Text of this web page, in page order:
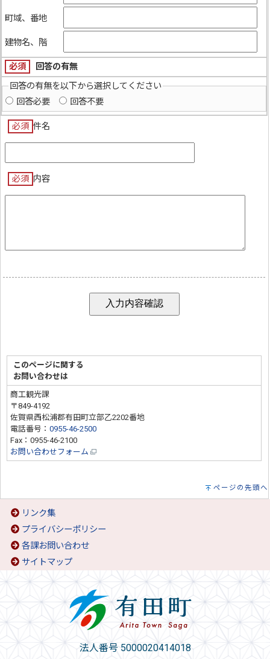
町域、番地
建物名、階
必須
回答の有無
回答の有無を以下から選択してください
回答必要
回答不要
必須 件名
必須 内容
このページに関する
お問い合わせは
商工観光課
〒849-4192
佐賀県西松浦郡有田町立部乙2202番地
電話番号：0955-46-2500
Fax：0955-46-2100
お問い合わせフォーム
ページの先頭へ
リンク集
プライバシーポリシー
各課お問い合わせ
サイトマップ
法人番号 5000020414018